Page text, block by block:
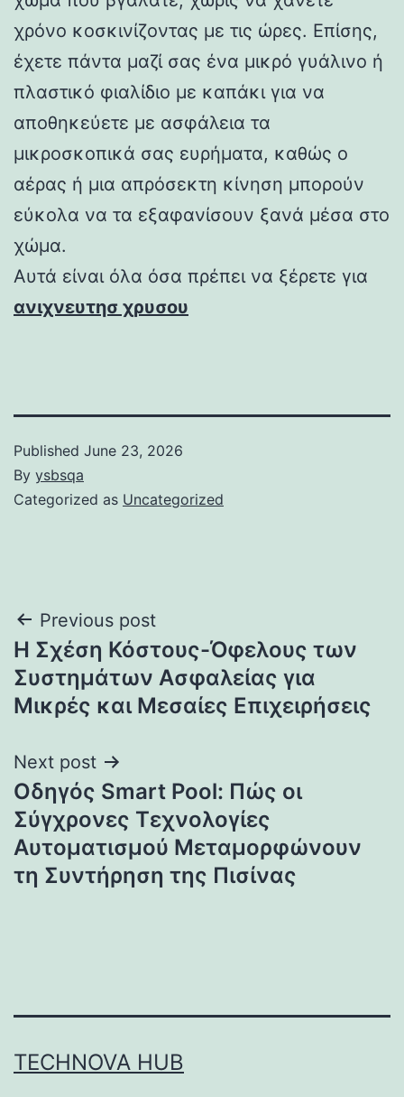
χρόνο κοσκινίζοντας με τις ώρες. Επίσης,
έχετε πάντα μαζί σας ένα μικρό γυάλινο ή
πλαστικό φιαλίδιο με καπάκι για να
αποθηκεύετε με ασφάλεια τα
μικροσκοπικά σας ευρήματα, καθώς ο
αέρας ή μια απρόσεκτη κίνηση μπορούν
εύκολα να τα εξαφανίσουν ξανά μέσα στο
χώμα.
Αυτά είναι όλα όσα πρέπει να ξέρετε για
ανιχνευτησ χρυσου
Published June 23, 2026
By ysbsqa
Categorized as Uncategorized
Post
navigation
Previous post
Η Σχέση Κόστους-Όφελους των
Συστημάτων Ασφαλείας για
Μικρές και Μεσαίες Επιχειρήσεις
Next post
Οδηγός Smart Pool: Πώς οι
Σύγχρονες Τεχνολογίες
Αυτοματισμού Μεταμορφώνουν
τη Συντήρηση της Πισίνας
TECHNOVA HUB